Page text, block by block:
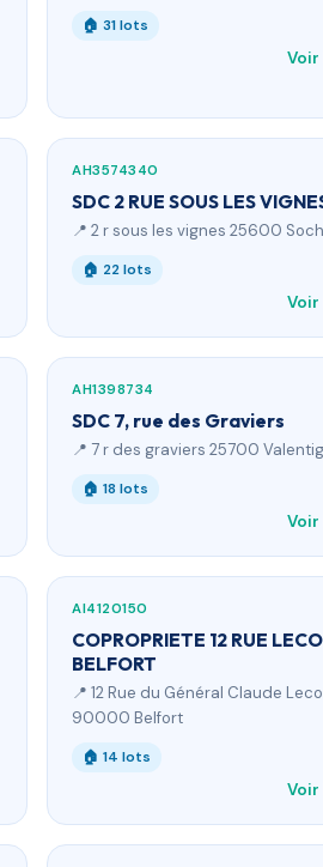
🏠 31 lots
Voir
AH3574340
SDC 2 RUE SOUS LES
📍 2 r sous les vignes 25600
🏠 22 lots
Voir
AH1398734
SDC 7, rue des Graviers
📍 7 r des graviers 25700
🏠 18 lots
Voir
AI4120150
COPROPRIETE 12 RUE
BELFORT
📍 12 Rue du Général Claude
90000 Belfort
🏠 14 lots
Voir